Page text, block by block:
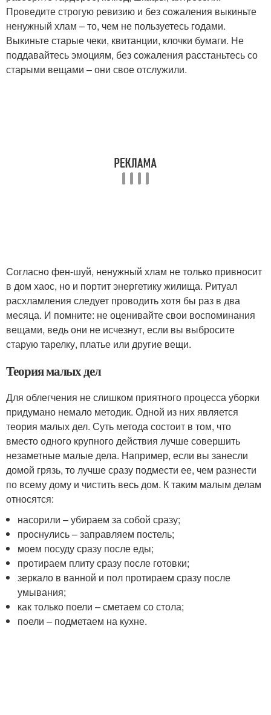
Проведите строгую ревизию и без сожаления выкиньте
ненужный хлам – то, чем не пользуетесь годами.
Выкиньте старые чеки, квитанции, клочки бумаги. Не
поддавайтесь эмоциям, без сожаления расстаньтесь со
старыми вещами – они свое отслужили.
Согласно фен-шуй, ненужный хлам не только привносит
в дом хаос, но и портит энергетику жилища. Ритуал
расхламления следует проводить хотя бы раз в два
месяца. И помните: не оценивайте свои воспоминания
вещами, ведь они не исчезнут, если вы выбросите
старую тарелку, платье или другие вещи.
Теория малых дел
Для облегчения не слишком приятного процесса уборки
придумано немало методик. Одной из них является
теория малых дел. Суть метода состоит в том, что
вместо одного крупного действия лучше совершить
незаметные малые дела. Например, если вы занесли
домой грязь, то лучше сразу подмести ее, чем разнести
по всему дому и чистить весь дом. К таким малым делам
относятся:
насорили – убираем за собой сразу;
проснулись – заправляем постель;
моем посуду сразу после еды;
протираем плиту сразу после готовки;
зеркало в ванной и пол протираем сразу после
умывания;
как только поели – сметаем со стола;
поели – подметаем на кухне.